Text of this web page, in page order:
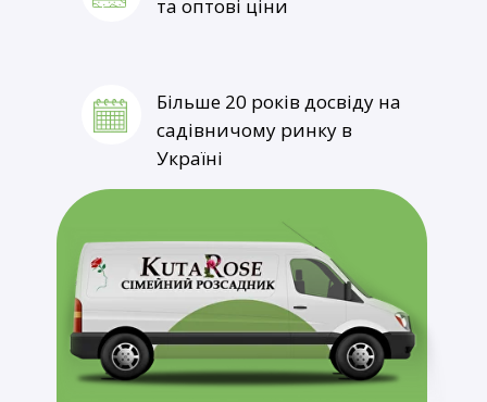
та оптові ціни
Більше 20 років досвіду на
садівничому ринку в
Україні
1-3 робочі дні